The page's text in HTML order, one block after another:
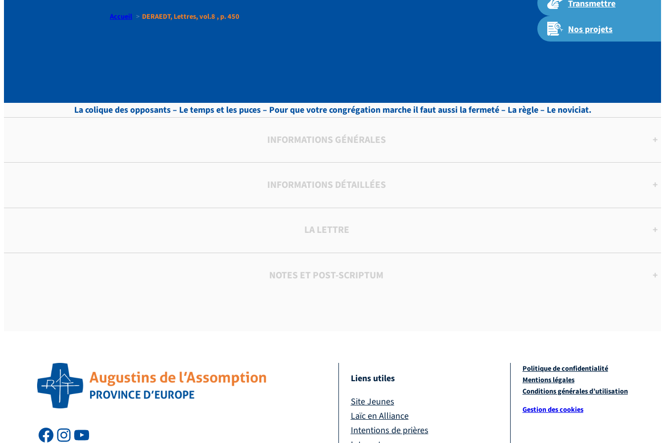
Transmettre
Nos projets
Accueil DERAEDT, Lettres, vol.8 , p. 450
La colique des opposants – Le temps et les puces – Pour que votre congrégation marche il faut aussi la fermeté – La règle – Le noviciat.
INFORMATIONS GÉNÉRALES +
INFORMATIONS DÉTAILLÉES +
LA LETTRE +
NOTES ET POST-SCRIPTUM +
Liens utiles
Site Jeunes
Laïc en Alliance
Intentions de prières
Politique de confidentialité
Mentions légales
Conditions générales d’utilisation
Gestion des cookies